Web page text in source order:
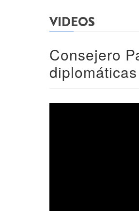
VIDEOS
Consejero